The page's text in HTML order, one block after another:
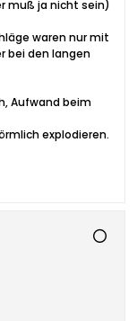
muß ja nicht sein)
waren nur mit
bei den langen
Aufwand beim
explodieren.